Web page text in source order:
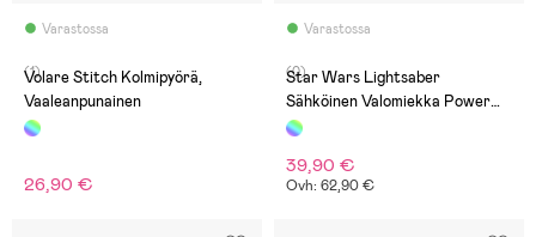
Varastossa
(1)
Volare Stitch Kolmipyörä,
Vaaleanpunainen
26,90 €
Varastossa
(0)
Star Wars Lightsaber
Sähköinen Valomiekka Power
Crystal
39,90 €
Ovh: 62,90 €